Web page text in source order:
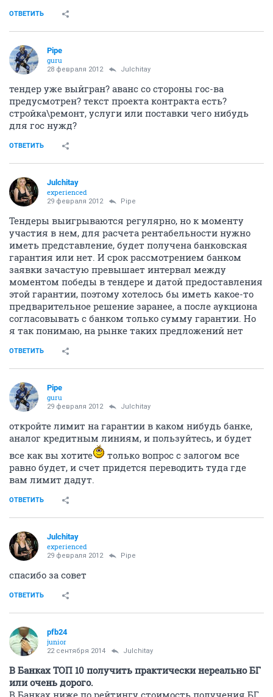
ОТВЕТИТЬ
Pipe
guru
28 февраля 2012 Julchitay
тендер уже выйгран? аванс со стороны гос-ва
предусмотрен? текст проекта контракта есть?
стройка\ремонт, услуги или поставки чего нибудь
для гос нужд?
ОТВЕТИТЬ
Julchitay
experienced
29 февраля 2012 Pipe
Тендеры выигрываются регулярно, но к моменту
участия в нем, для расчета рентабельности нужно
иметь представление, будет получена банковская
гарантия или нет. И срок рассмотрением банком
заявки зачастую превышает интервал между
моментом победы в тендере и датой предоставления
этой гарантии, поэтому хотелось бы иметь какое-то
предварительное решение заранее, а после аукциона
согласовывать с банком только сумму гарантии. Но
я так понимаю, на рынке таких предложений нет
ОТВЕТИТЬ
Pipe
guru
29 февраля 2012 Julchitay
откройте лимит на гарантии в каком нибудь банке,
аналог кредитным линиям, и пользуйтесь, и будет
все как вы хотите
только вопрос с залогом все
равно будет, и счет придется переводить туда где
вам лимит дадут.
ОТВЕТИТЬ
Julchitay
experienced
29 февраля 2012 Pipe
спасибо за совет
ОТВЕТИТЬ
pfb24
junior
22 сентября 2014 Julchitay
В Банках ТОП 10 получить практически нереально БГ
или очень дорого.
В Банках ниже по рейтингу стоимость получения БГ